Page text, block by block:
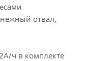
отвал,
ч в комплекте